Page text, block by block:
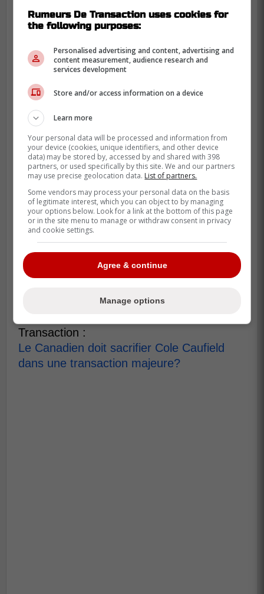
confirmée par une mise à jour officielle des
Olympiques de Gatineau.
Félicitations Benoit!
Transaction :
Le Canadien doit sacrifier Cole Caufield
dans une transaction majeure?
Rumeurs De Transaction uses cookies for
the following purposes:
Personalised advertising and content, advertising and
content measurement, audience research and
services development
Store and/or access information on a device
Learn more
Your personal data will be processed and information from
your device (cookies, unique identifiers, and other device
data) may be stored by, accessed by and shared with 398
partners, or used specifically by this site. We and our partners
may use precise geolocation data. List of partners.
Some vendors may process your personal data on the basis
of legitimate interest, which you can object to by managing
your options below. Look for a link at the bottom of this page
or in the site menu to manage or withdraw consent in privacy
and cookie settings.
Agree & continue
Manage options